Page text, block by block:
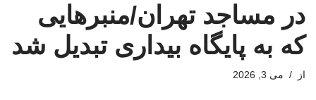
در مساجد تهران/منبرهایی
که به پایگاه بیداری تبدیل شد
از می 3, 2026